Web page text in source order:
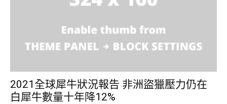
2021全球犀牛狀況報告 非洲盜獵壓力仍在
白犀牛數量十年降12%